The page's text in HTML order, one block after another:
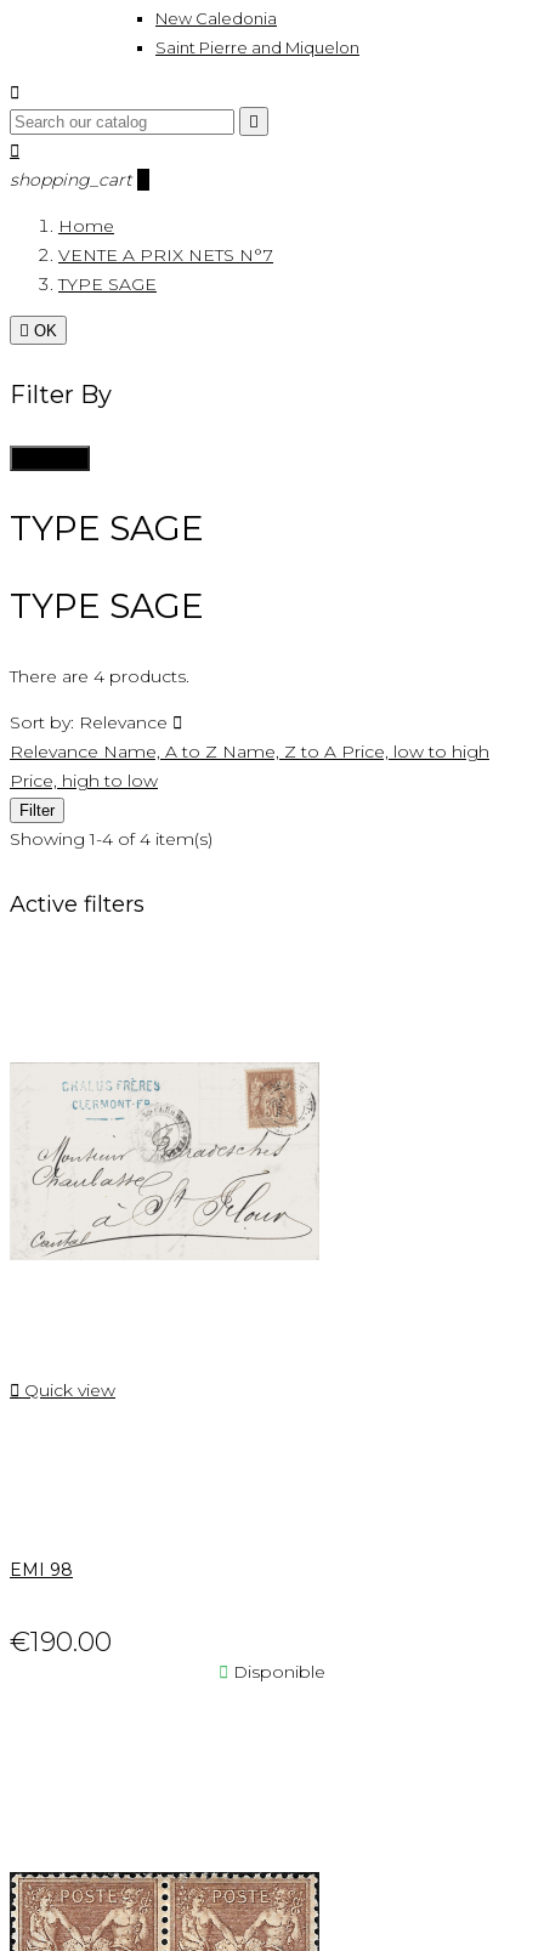
New Caledonia
Saint Pierre and Miquelon



shopping_cart
Home
VENTE A PRIX NETS N°7
TYPE SAGE
 OK
Filter By
TYPE SAGE
TYPE SAGE
There are 4 products.
Sort by: Relevance 
Relevance Name, A to Z Name, Z to A Price, low to high
Price, high to low
Filter
Showing 1-4 of 4 item(s)
Active filters
 Quick view
EMI 98
€190.00
 Disponible